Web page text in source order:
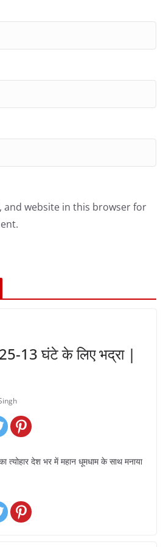
and website in this browser for
13 घंटे के लिए भद्रा |
त्योहार देश भर में महान धूमधाम के साथ मनाया